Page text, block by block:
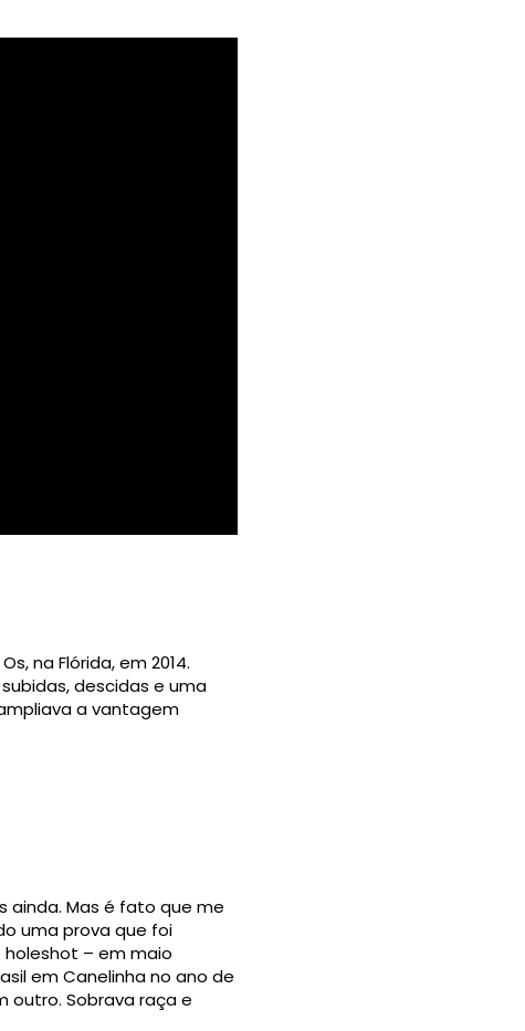
na Flórida, em 2014.
descidas e uma
a vantagem
ainda. Mas é fato que me
uma prova que foi
– em maio
em Canelinha no ano de
outro. Sobrava raça e